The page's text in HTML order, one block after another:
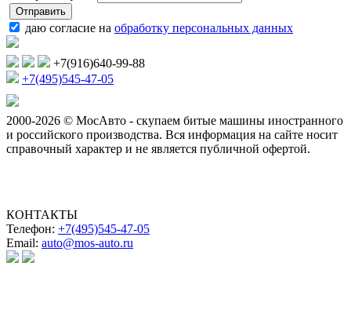
даю согласие на обработку персональных данных
+7(916)640-99-88
+7(495)545-47-05
2000-2026 © МосАвто - скупаем битые машины иностранного
и российского производства. Вся информация на сайте носит
справочный характер и не является публичной офертой.
КОНТАКТЫ
Телефон: +7(495)545-47-05
Email: auto@mos-auto.ru